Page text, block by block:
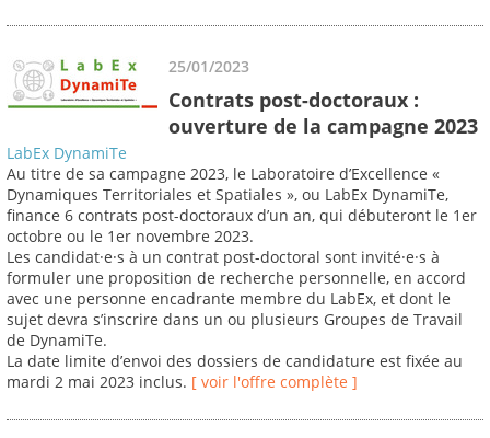
25/01/2023
Contrats post-doctoraux :
ouverture de la campagne 2023
LabEx DynamiTe
Au titre de sa campagne 2023, le Laboratoire d’Excellence «
Dynamiques Territoriales et Spatiales », ou LabEx DynamiTe,
finance 6 contrats post-doctoraux d’un an, qui débuteront le 1er
octobre ou le 1er novembre 2023.
Les candidat·e·s à un contrat post-doctoral sont invité·e·s à
formuler une proposition de recherche personnelle, en accord
avec une personne encadrante membre du LabEx, et dont le
sujet devra s’inscrire dans un ou plusieurs Groupes de Travail
de DynamiTe.
La date limite d’envoi des dossiers de candidature est fixée au
mardi 2 mai 2023 inclus. [ voir l'offre complète ]